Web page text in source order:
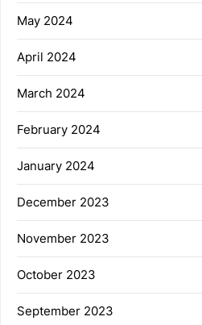
May 2024
April 2024
March 2024
February 2024
January 2024
December 2023
November 2023
October 2023
September 2023